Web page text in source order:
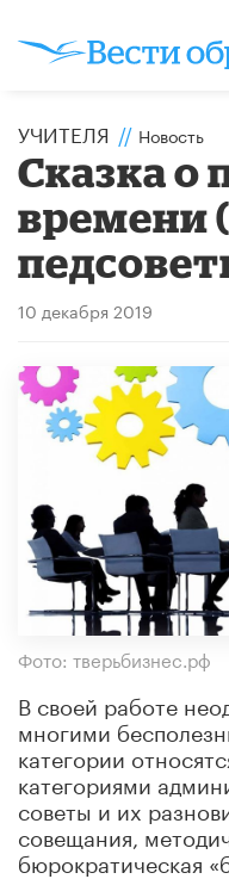
УЧИТЕЛЯ // Новость
Сказка о
времени
10 декабря 2019
Фото: тверьбизнес.рф
В своей работе
многими
категории
категориями
советы и их
совещания,
бюрократическая